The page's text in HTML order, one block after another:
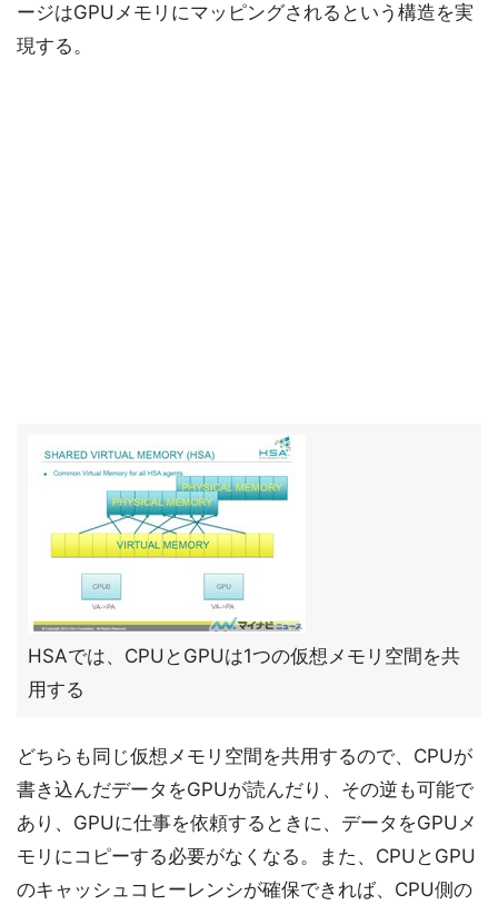
ージはGPUメモリにマッピングされるという構造を実
現する。
HSAでは、CPUとGPUは1つの仮想メモリ空間を共
用する
どちらも同じ仮想メモリ空間を共用するので、CPUが
書き込んだデータをGPUが読んだり、その逆も可能で
あり、GPUに仕事を依頼するときに、データをGPUメ
モリにコピーする必要がなくなる。また、CPUとGPU
のキャッシュコヒーレンシが確保できれば、CPU側の